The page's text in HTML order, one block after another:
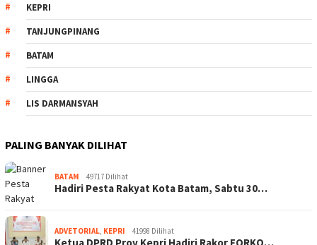
KEPRI
TANJUNGPINANG
BATAM
LINGGA
LIS DARMANSYAH
PALING BANYAK DILIHAT
BATAM 49717 Dilihat
Hadiri Pesta Rakyat Kota Batam, Sabtu 30…
ADVETORIAL, KEPRI 41998 Dilihat